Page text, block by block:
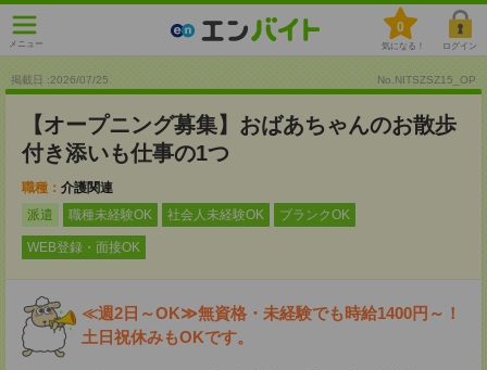
メニュー
0
気になる！ ログイン
掲載日 :2026/07/25 No.NITSZSZ15_OP
【オープニング募集】おばあちゃんのお散歩
付き添いも仕事の1つ
職種： 介護関連
派遣
職種未経験OK 社会人未経験OK ブランクOK
WEB登録・面接OK
≪週2日～OK≫無資格・未経験でも時給1400円～！
土日祝休みもOKです。